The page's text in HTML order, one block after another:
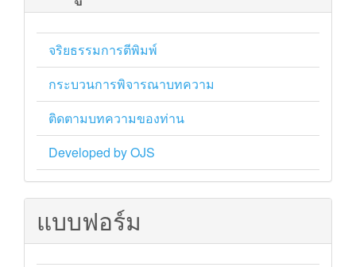
จริยธรรมการตีพิมพ์
กระบวนการพิจารณาบทความ
ติดตามบทความของท่าน
Developed by OJS
แบบฟอร์ม